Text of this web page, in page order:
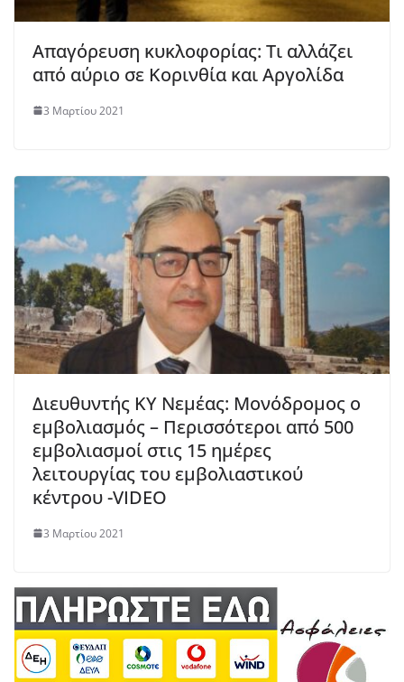
Απαγόρευση κυκλοφορίας: Τι αλλάζει
από αύριο σε Κορινθία και Αργολίδα
3 Μαρτίου 2021
Διευθυντής ΚΥ Νεμέας: Μονόδρομος ο
εμβολιασμός – Περισσότεροι από 500
εμβολιασμοί στις 15 ημέρες
λειτουργίας του εμβολιαστικού
κέντρου -VIDEO
3 Μαρτίου 2021